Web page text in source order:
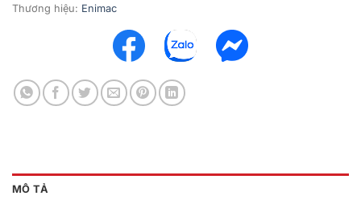
Thương hiệu: Enimac
MÔ TẢ